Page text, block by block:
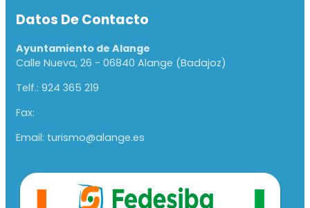
Datos De Contacto
Ayuntamiento de Alange
Calle Nueva, 26 - 06840 Alange (Badajoz)
Telf.: 924 365 219
Fax:
Email: turismo@alange.es